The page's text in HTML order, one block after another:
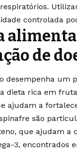
controlada
de
desempenha um
dieta rica em
ajudam a
são
que ajudam a
3, encontrados